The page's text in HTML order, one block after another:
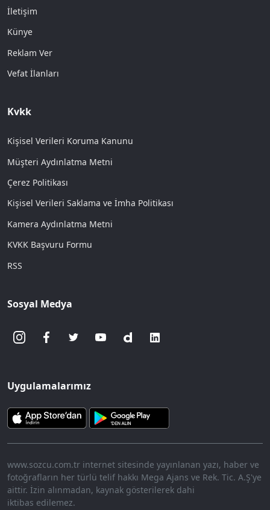
İletişim
Künye
Reklam Ver
Vefat İlanları
Kvkk
Kişisel Verileri Koruma Kanunu
Müşteri Aydınlatma Metni
Çerez Politikası
Kişisel Verileri Saklama ve İmha Politikası
Kamera Aydınlatma Metni
KVKK Başvuru Formu
RSS
Sosyal Medya
Uygulamalarımız
www.sozcu.com.tr internet sitesinde yayınlanan yazı, haber ve
fotoğrafların her türlü telif hakkı Mega Ajans ve Rek. Tic. A.Ş'ye
aittir. İzin alınmadan, kaynak gösterilerek dahi
iktibas edilemez.